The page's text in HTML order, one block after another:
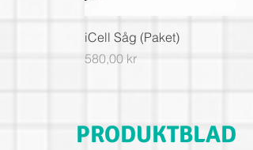
iCell Såg (Paket)
Pris
580,00 kr
PRODUKTBLAD